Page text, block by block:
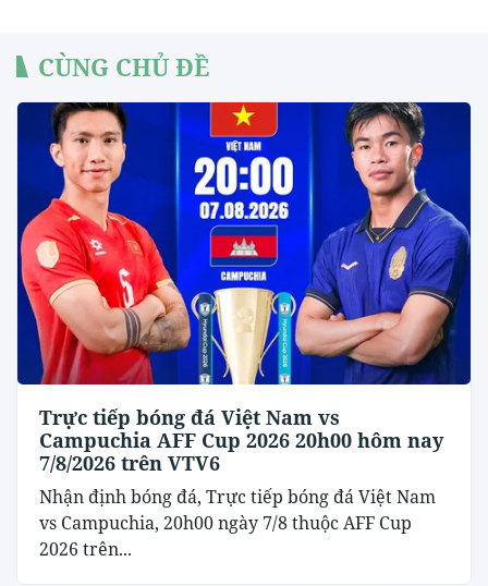
CÙNG CHỦ ĐỀ
Trực tiếp bóng đá Việt Nam vs
Campuchia AFF Cup 2026 20h00 hôm nay
7/8/2026 trên VTV6
Nhận định bóng đá, Trực tiếp bóng đá Việt Nam
vs Campuchia, 20h00 ngày 7/8 thuộc AFF Cup
2026 trên...